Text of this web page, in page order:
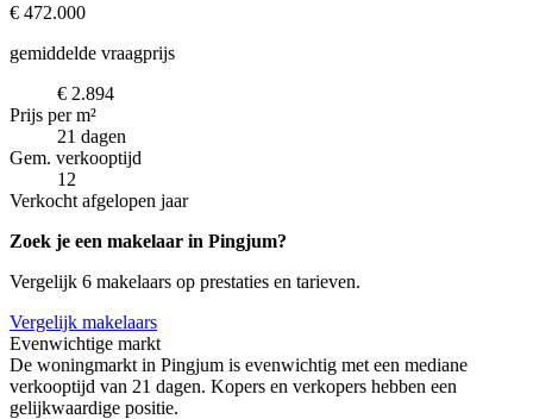
€ 472.000
gemiddelde vraagprijs
€ 2.894
Prijs per m²
21 dagen
Gem. verkooptijd
12
Verkocht afgelopen jaar
Zoek je een makelaar in Pingjum?
Vergelijk 6 makelaars op prestaties en tarieven.
Vergelijk makelaars
Evenwichtige markt
De woningmarkt in Pingjum is evenwichtig met een mediane
verkooptijd van 21 dagen. Kopers en verkopers hebben een
gelijkwaardige positie.